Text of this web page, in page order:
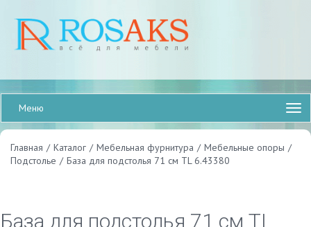
Меню
Главная / Каталог / Мебельная фурнитура / Мебельные опоры /
Подстолье / База для подстолья 71 см TL 6.43380
База для подстолья 71 см TL